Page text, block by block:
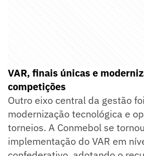
VAR, finais únicas e
competições
Outro eixo central da gestão
modernização tecnológica e
torneios. A Conmebol se
implementação do VAR em